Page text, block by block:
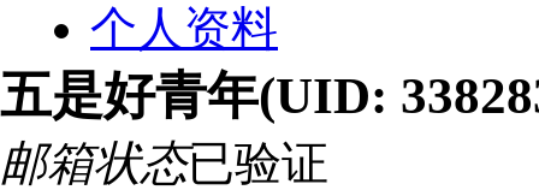
个人资料
五是好青年(UID:
邮箱状态已验证